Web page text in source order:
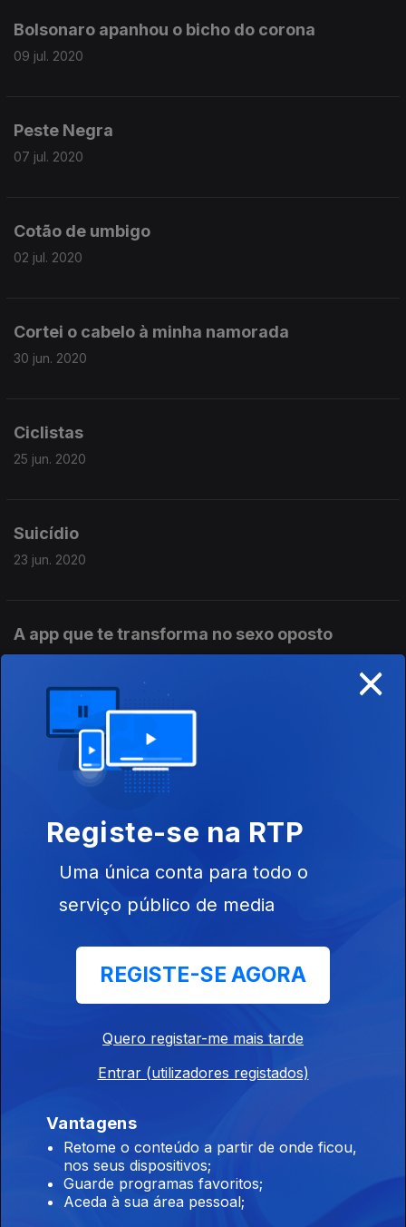
Bolsonaro apanhou o bicho do corona
09 jul. 2020
Peste Negra
07 jul. 2020
Cotão de umbigo
02 jul. 2020
Cortei o cabelo à minha namorada
30 jun. 2020
Ciclistas
25 jun. 2020
Suicídio
23 jun. 2020
A app que te transforma no sexo oposto
Sexbots no Instagram
16 jun. 2020
Liberal Lives Matter
Ficar em casa ou não ficar
Caracóis vegan, o fim está próximo
02 jun. 2020
×
Registe-se na RTP
Uma única conta para todo o
serviço público de media
REGISTE-SE AGORA
Quero registar-me mais tarde
Entrar (utilizadores registados)
Vantagens
Retome o conteúdo a partir de onde ficou,
nos seus dispositivos;
Guarde programas favoritos;
Aceda à sua área pessoal;